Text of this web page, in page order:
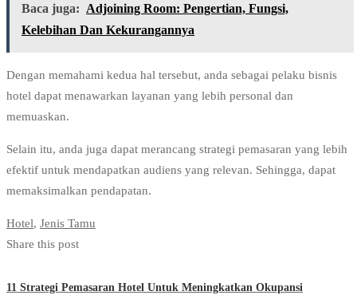
Baca juga: Adjoining Room: Pengertian, Fungsi,
Kelebihan Dan Kekurangannya
Dengan memahami kedua hal tersebut, anda sebagai pelaku bisnis
hotel dapat menawarkan layanan yang lebih personal dan
memuaskan.
Selain itu, anda juga dapat merancang strategi pemasaran yang lebih
efektif untuk mendapatkan audiens yang relevan. Sehingga, dapat
memaksimalkan pendapatan.
Hotel, Jenis Tamu
Share this post
11 Strategi Pemasaran Hotel Untuk Meningkatkan Okupansi